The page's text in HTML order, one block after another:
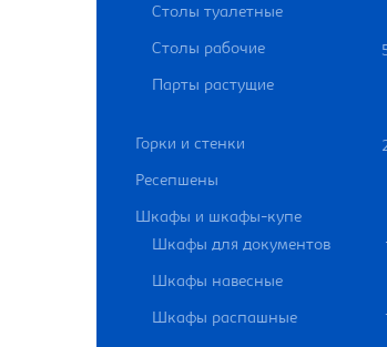
Столы туалетные
Столы рабочие
Парты растущие
Горки и стенки
Ресепшены
Шкафы и шкафы-купе
Шкафы для документов
Шкафы навесные
Шкафы распашные